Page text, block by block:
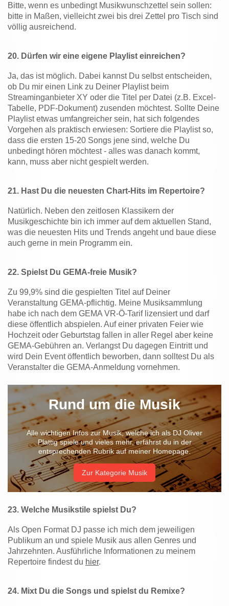
Bitte, wenn es unbedingt Musikwunschzettel sein sollen:
bitte in Maßen, vielleicht zwei bis drei Zettel pro Tisch sind
völlig ausreichend.
20. Dürfen wir eine eigene Playlist einreichen?
Ja, das ist möglich. Dabei kannst Du selbst entscheiden,
ob Du mir einen Link zu Deiner Playlist beim
Streaminganbieter XY oder die Titel per Datei (z.B. Excel-
Tabelle, PDF-Dokument) zusenden möchtest. Sollte Deine
Playlist etwas umfangreicher sein, hat sich folgendes
Vorgehen als praktisch erwiesen: Sortiere die Playlist so,
dass die ersten 15-20 Songs jene sind, welche Du
unbedingt hören möchtest - alles was danach kommt,
kann, muss aber nicht gespielt werden.
21. Hast Du die neuesten Chart-Hits im Repertoire?
Natürlich. Neben den zeitlosen Klassikern der
Musikgeschichte bin ich immer auf dem aktuellen Stand,
was die neuesten Hits und Trends angeht und baue diese
auch gerne in mein Programm ein.
22. Spielst Du GEMA-freie Musik?
Zu 99,9% sind die gespielten Titel auf Deiner
Veranstaltung GEMA-pflichtig. Meine Musiksammlung
habe ich nach dem GEMA VR-Ö-Tarif lizensiert und darf
diese öffentlich abspielen. Auf einer privaten Feier wie
Hochzeit oder Geburtstag fallen in aller Regel aber keine
GEMA-Gebühren an. Verlangst Du dagegen Eintritt und
wird Dein Event öffentlich beworben, dann solltest Du als
Veranstalter die GEMA-Anmeldung vornehmen.
Rund um die Musik
Alle wichtigen Infos zur Musik, welche ich als DJ Oliver
Plattig spiele und vieles mehr, erfährst du in der
entsprechenden Rubrik auf meiner Homepage.
Zur Kategorie Musik
23. Welche Musikstile spielst Du?
Als Open Format DJ passe ich mich dem jeweiligen
Publikum an und spiele Musik aus allen Genres und
Jahrzehnten. Ausführliche Informationen zu meinem
Repertoire findest du hier.
24. Mixt Du die Songs und spielst du Remixe?